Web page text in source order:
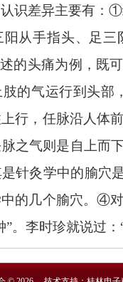
识差异主要有：
阳从手指头、足
的头痛为例，既
肢的气运行到头
行，任脉沿人体
之气则是自上而
针灸学中的腧穴
的几个腧穴。④
”。李时珍就说过